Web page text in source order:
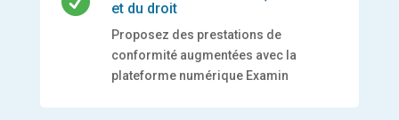
et du droit
Proposez des prestations de
conformité augmentées avec la
plateforme numérique Examin